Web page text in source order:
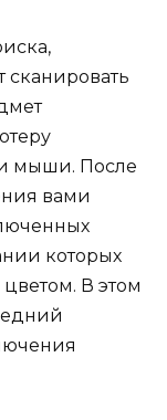
сканировать
мыши. После
вами
которых
В этом